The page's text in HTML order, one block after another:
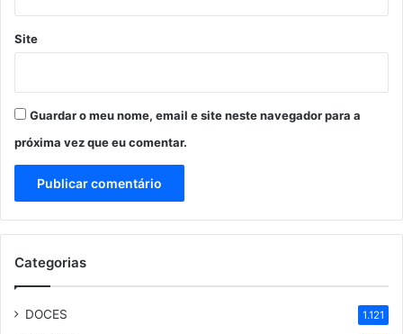
Site
Guardar o meu nome, email e site neste navegador para a
próxima vez que eu comentar.
Categorias
DOCES 1.121